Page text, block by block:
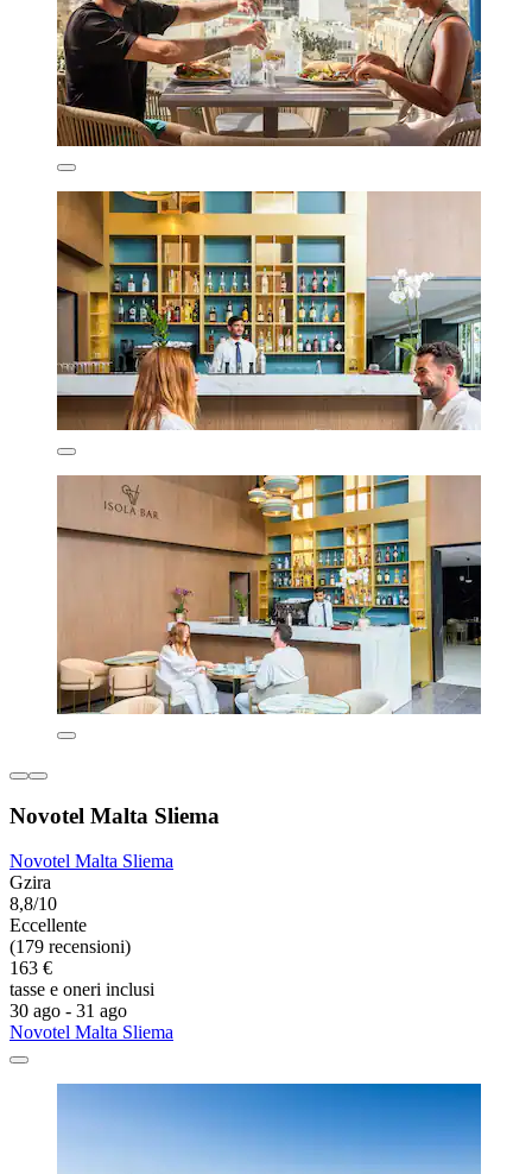
Novotel Malta Sliema
Novotel Malta Sliema
Gzira
8,8/10
Eccellente
(179 recensioni)
163 €
tasse e oneri inclusi
30 ago - 31 ago
Novotel Malta Sliema